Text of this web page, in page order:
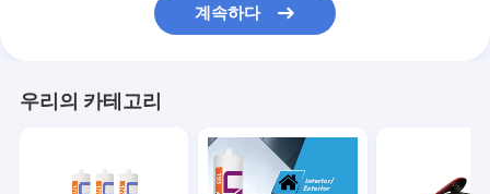
글라스 하드웨어
계속하다
우리의 카테고리